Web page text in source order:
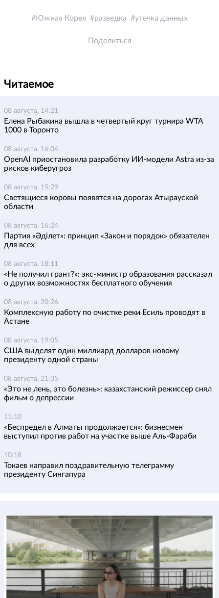
Южная Корея разведка утечка данных
Поделиться
Читаемое
08 августа, 14:21
Елена Рыбакина вышла в четвертый круг турнира WTA
1000 в Торонто
08 августа, 16:04
OpenAI приостановила разработку ИИ-модели Astra из-за
рисков киберугроз
08 августа, 15:29
Светящиеся коровы появятся на дорогах Атырауской
области
08 августа, 16:24
Партия «Әділет»: принцип «Закон и порядок» обязателен
для всех
08 августа, 18:11
«Не получил грант?»: экс-министр образования рассказал
о других возможностях бесплатного обучения
08 августа, 20:26
Комплексную работу по очистке реки Есиль проводят в
Астане
08 августа, 19:05
США выделят один миллиард долларов новому
президенту одной страны
08 августа, 21:35
«Это не лень, это болезнь»: казахстанский режиссер снял
фильм о депрессии
11:10
«Беспредел в Алматы продолжается»: бизнесмен
выступил против работ на участке выше Аль-Фараби
10:18
Токаев направил поздравительную телеграмму
президенту Сингапура